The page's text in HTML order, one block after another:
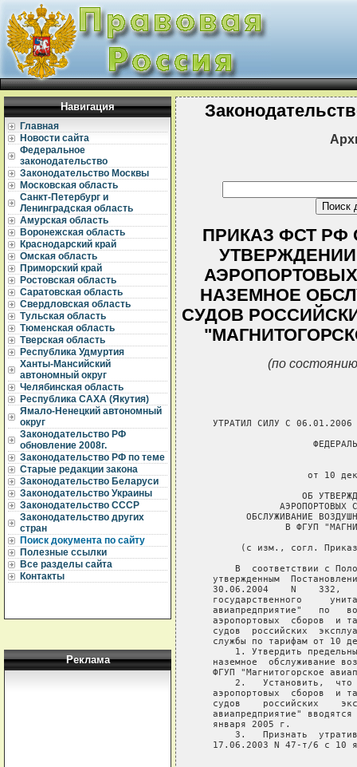
Навигация
Главная
Новости сайта
Федеральное
законодательство
Законодательство Москвы
Московская область
Санкт-Петербург и
Ленинградская область
Амурская область
Воронежская область
Краснодарский край
Омская область
Приморский край
Ростовская область
Саратовская область
Свердловская область
Тульская область
Тюменская область
Тверская область
Республика Удмуртия
Ханты-Мансийский
автономный округ
Челябинская область
Республика САХА (Якутия)
Ямало-Ненецкий автономный
округ
Законодательство РФ
обновление 2008г.
Законодательство РФ по теме
Старые редакции закона
Законодательство Беларуси
Законодательство Украины
Законодательство СССР
Законодательство других
стран
Поиск документа по сайту
Полезные ссылки
Все разделы сайта
Контакты
Реклама
ПРИКАЗ ФСТ РФ
НАЗЕМНОЕ
СУДОВ
(по
УТРАТИЛ СИЛУ С
от 10
ОБ
АЭРОПОРТОВЫХ
ОБСЛУЖИВАНИЕ
В ФГУП
(с изм., согл.
В  соответствии с
утвержденным
30.06.2004    N    332,
государственного
авиапредприятие"   по
аэропортовых  сборов  и
судов  российских
службы по тарифам от 10
1. Утвердить
наземное  обслуживание
ФГУП "Магнитогорское
2.   Установить,
аэропортовых  сборов  и
судов    российских
авиапредприятие"
   января 2005 г.
3.   Признать
17.06.2003 N 47-т/6 с 10